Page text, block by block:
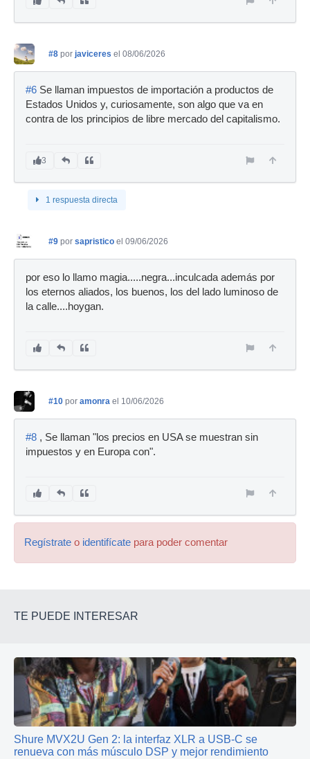
#8 por javiceres el 08/06/2026
#6 Se llaman impuestos de importación a productos de
Estados Unidos y, curiosamente, son algo que va en
contra de los principios de libre mercado del capitalismo.
3
1 respuesta directa
#9 por sapristico el 09/06/2026
por eso lo llamo magia.....negra...inculcada además por
los eternos aliados, los buenos, los del lado luminoso de
la calle....hoygan.
#10 por amonra el 10/06/2026
#8 , Se llaman "los precios en USA se muestran sin
impuestos y en Europa con".
Regístrate o identifícate para poder comentar
TE PUEDE INTERESAR
Shure MVX2U Gen 2: la interfaz XLR a USB-C se
renueva con más músculo DSP y mejor rendimiento